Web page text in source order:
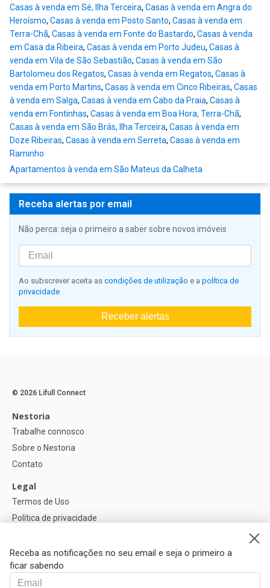
Casas à venda em Sé, Ilha Terceira, Casas à venda em Angra do
Heroísmo, Casas à venda em Posto Santo, Casas à venda em
Terra-Chã, Casas à venda em Fonte do Bastardo, Casas à venda
em Casa da Ribeira, Casas à venda em Porto Judeu, Casas à
venda em Vila de São Sebastião, Casas à venda em São
Bartolomeu dos Regatos, Casas à venda em Regatos, Casas à
venda em Porto Martins, Casas à venda em Cinco Ribeiras, Casas
à venda em Salga, Casas à venda em Cabo da Praia, Casas à
venda em Fontinhas, Casas à venda em Boa Hora, Terra-Chã,
Casas à venda em São Brás, Ilha Terceira, Casas à venda em
Doze Ribeiras, Casas à venda em Serreta, Casas à venda em
Raminho
Apartamentos à venda em São Mateus da Calheta
Receba alertas por email
Não perca: seja o primeiro a saber sobre novos imóveis
Ao subscrever aceita as condições de utilização e a política de
privacidade
Receber alertas
Receba as notificações no seu email e seja o primeiro a
ficar sabendo
© 2026 Lifull Connect
Nestoria
Trabalhe connosco
Sobre o Nestoria
Contato
Legal
Termos de Uso
Política de privacidade
Configurações de cookies
Ajuda